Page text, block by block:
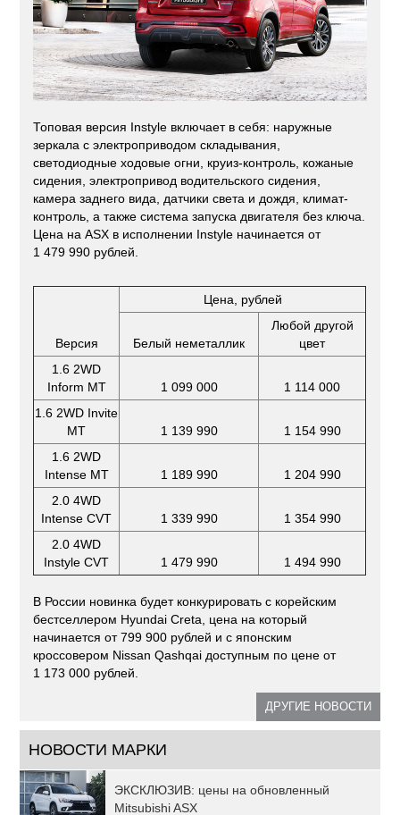
Топовая версия Instyle включает в себя: наружные
зеркала с электроприводом складывания,
светодиодные ходовые огни, круиз-контроль, кожаные
сидения, электропривод водительского сидения,
камера заднего вида, датчики света и дождя, климат-
контроль, а также система запуска двигателя без ключа.
Цена на ASX в исполнении Instyle начинается от
1 479 990 рублей.
Версия
Цена, рублей
Белый неметаллик
Любой другой
цвет
1.6 2WD
Inform MT
1 099 000
1 114 000
1.6 2WD Invite
MT
1 139 990
1 154 990
1.6 2WD
Intense MT
1 189 990
1 204 990
2.0 4WD
Intense CVT
1 339 990
1 354 990
2.0 4WD
Instyle CVT
1 479 990 1 494 990
В России новинка будет конкурировать с корейским
бестселлером Hyundai Creta, цена на который
начинается от 799 900 рублей и с японским
кроссовером Nissan Qashqai доступным по цене от
1 173 000 рублей.
ДРУГИЕ НОВОСТИ
НОВОСТИ МАРКИ
ЭКСКЛЮЗИВ: цены на обновленный
Mitsubishi ASX